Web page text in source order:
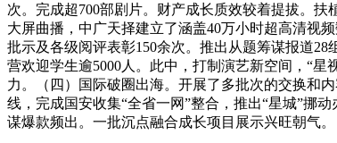
次。完成超700部剧片。财产成长质效较着提拔。
大屏曲播，中广天择建立了涵盖40万小时超高清视
批示及各级阅评表彰150余次。推出从题筹谋报道
营欢迎学生逾5000人。此中，打制演艺新空间，“
力。（四）国际破圈出海。开展了多批次的交换和
线，完成国安收集“全省一网”整合，推出“星城”挪
谋爆款频出。一批沉点融合成长项目展示兴旺朝气。